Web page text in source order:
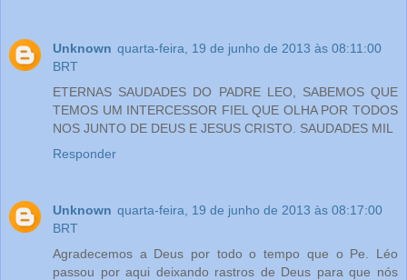
Unknown quarta-feira, 19 de junho de 2013 às 08:11:00
BRT
ETERNAS SAUDADES DO PADRE LEO, SABEMOS QUE
TEMOS UM INTERCESSOR FIEL QUE OLHA POR TODOS
NOS JUNTO DE DEUS E JESUS CRISTO. SAUDADES MIL
Responder
Unknown quarta-feira, 19 de junho de 2013 às 08:17:00
BRT
Agradecemos a Deus por todo o tempo que o Pe. Léo
passou por aqui deixando rastros de Deus para que nós